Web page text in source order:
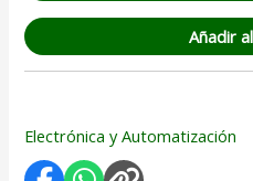
Añadir
Electrónica y Automatización